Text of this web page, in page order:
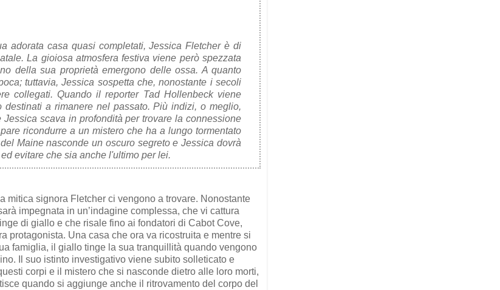
adorata casa quasi completati, Jessica Fletcher è di
La gioiosa atmosfera festiva viene però spezzata
della sua proprietà emergono delle ossa. A quanto
tuttavia, Jessica sospetta che, nonostante i secoli
collegati. Quando il reporter Tad Hollenbeck viene
a rimanere nel passato. Più indizi, o meglio,
scava in profondità per trovare la connessione
ricondurre a un mistero che ha a lungo tormentato
Maine nasconde un oscuro segreto e Jessica dovrà
evitare che sia anche l'ultimo per lei.
mitica signora Fletcher ci vengono a trovare. Nonostante
impegnata in un’indagine complessa, che vi cattura
di giallo e che risale fino ai fondatori di Cabot Cove,
protagonista. Una casa che ora va ricostruita e mentre si
famiglia, il giallo tinge la sua tranquillità quando vengono
Il suo istinto investigativo viene subito solleticato e
corpi e il mistero che si nasconde dietro alle loro morti,
quando si aggiunge anche il ritrovamento del corpo del